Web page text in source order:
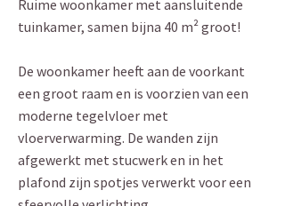
Ruime woonkamer met aansluitende
tuinkamer, samen bijna 40 m² groot!
De woonkamer heeft aan de voorkant
een groot raam en is voorzien van een
moderne tegelvloer met
vloerverwarming. De wanden zijn
afgewerkt met stucwerk en in het
plafond zijn spotjes verwerkt voor een